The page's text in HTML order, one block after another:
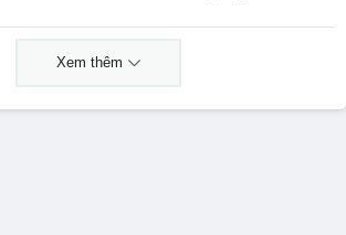
Xem thêm